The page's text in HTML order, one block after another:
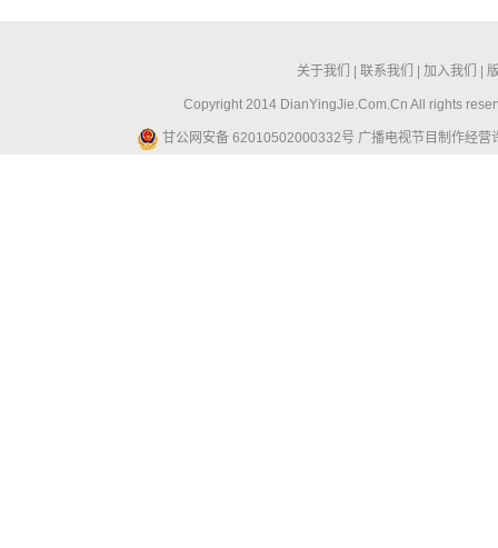
关于我们 联系我们 加入我们
Copyright 2014 DianYingJie.Com.Cn All rights
甘公网安备 62010502000332号 广播电视节目制作经